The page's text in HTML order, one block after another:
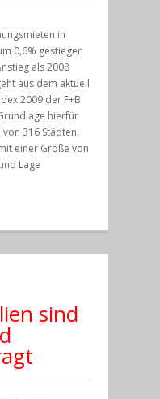
in
0,6% gestiegen
als 2008
aus dem aktuell
2009 der F+B
hierfür
316 Städten.
einer Größe von
Lage
sind